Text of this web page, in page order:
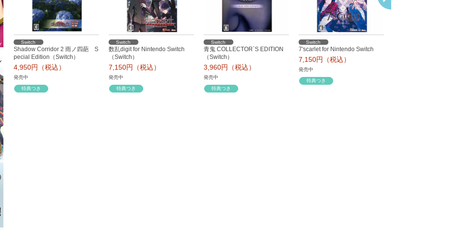
Switch
Shadow Corridor 2 雨ノ四葩 S
pecial Edition（Switch）
4,950円（税込）
発売中
特典つき
Switch
数乱digit for Nintendo Switch
（Switch）
7,150円（税込）
発売中
特典つき
Switch
青鬼 COLLECTOR`S EDITION
（Switch）
3,960円（税込）
発売中
特典つき
Switch
7'scarlet for Nintendo Switch
7,150円（税込）
発売中
特典つき